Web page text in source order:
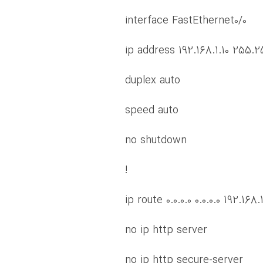
interface FastEthernet0/0
ip address 192.168.1.10
duplex auto
speed auto
no shutdown
!
ip route 0.0.0.0 0.0.0.0
no ip http server